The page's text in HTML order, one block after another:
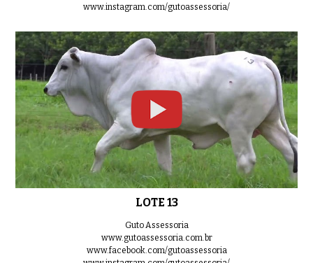
www.instagram.com/gutoassessoria/
LOTE 13
Guto Assessoria
www.gutoassessoria.com.br
www.facebook.com/gutoassessoria